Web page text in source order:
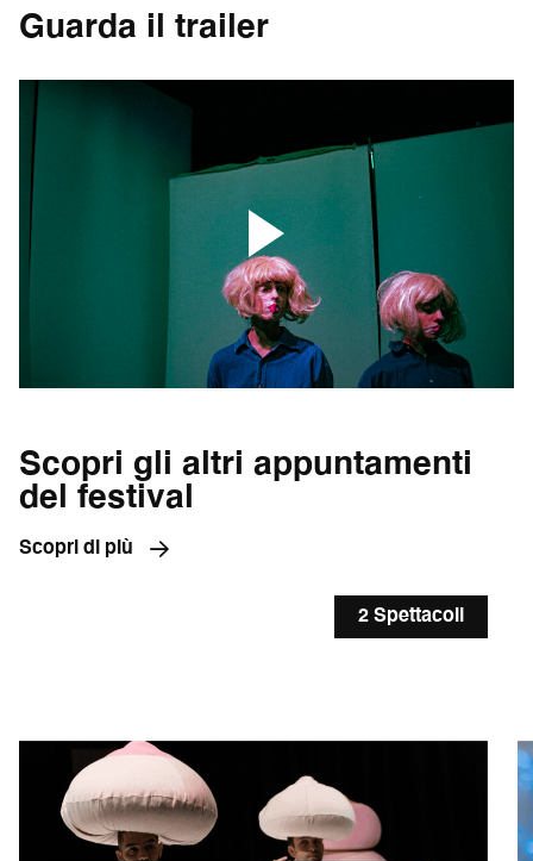
Guarda il trailer
Scopri gli altri appuntamenti
del festival
Scopri di più
2 Spettacoli